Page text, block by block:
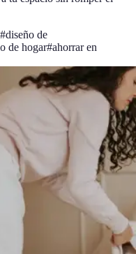
#diseño de
de hogar#ahorrar en